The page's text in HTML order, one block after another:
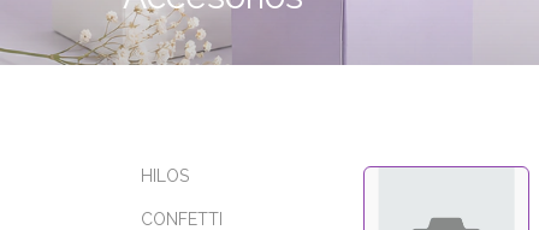
HILOS
CONFETTI